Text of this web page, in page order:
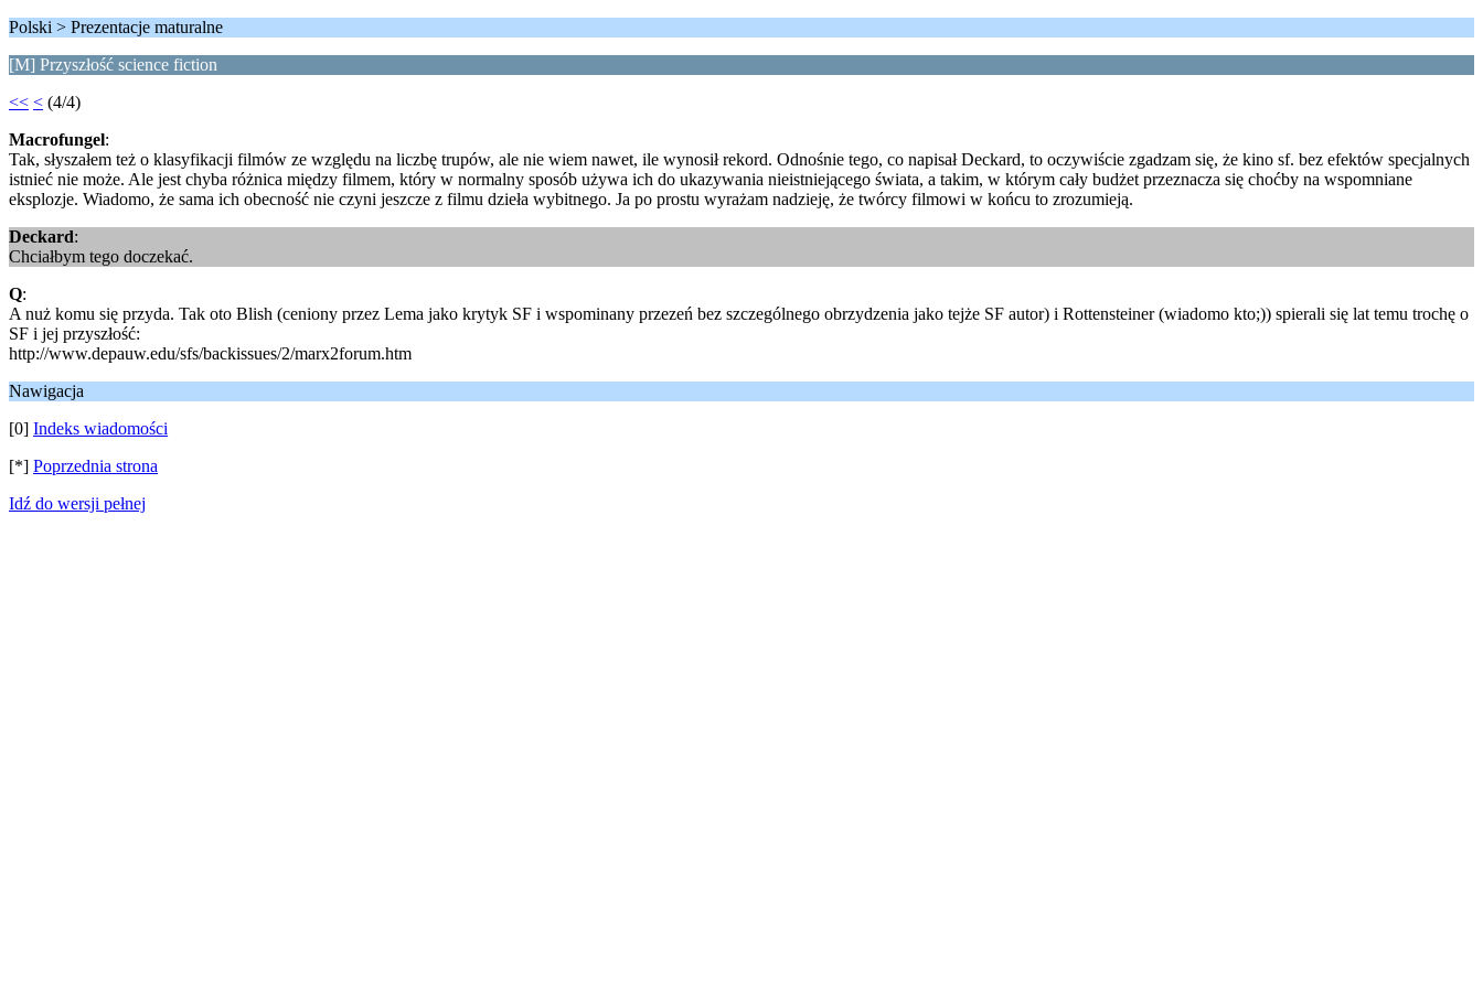
Polski > Prezentacje maturalne
[M] Przyszłość science fiction
<< < (4/4)
Macrofungel:
Tak, słyszałem też o klasyfikacji filmów ze względu na liczbę trupów, ale nie wiem nawet, ile wynosił rekord. Odnośnie tego, co napisał Deckard, to oczywiście zgadzam się, że kino sf. bez efektów specjalnych
istnieć nie może. Ale jest chyba różnica między filmem, który w normalny sposób używa ich do ukazywania nieistniejącego świata, a takim, w którym cały budżet przeznacza się choćby na wspomniane
eksplozje. Wiadomo, że sama ich obecność nie czyni jeszcze z filmu dzieła wybitnego. Ja po prostu wyrażam nadzieję, że twórcy filmowi w końcu to zrozumieją.
Deckard:
Chciałbym tego doczekać.
Q:
A nuż komu się przyda. Tak oto Blish (ceniony przez Lema jako krytyk SF i wspominany przezeń bez szczególnego obrzydzenia jako tejże SF autor) i Rottensteiner (wiadomo kto;)) spierali się lat temu trochę o
SF i jej przyszłość:
http://www.depauw.edu/sfs/backissues/2/marx2forum.htm
Nawigacja
[0] Indeks wiadomości
[*] Poprzednia strona
Idź do wersji pełnej